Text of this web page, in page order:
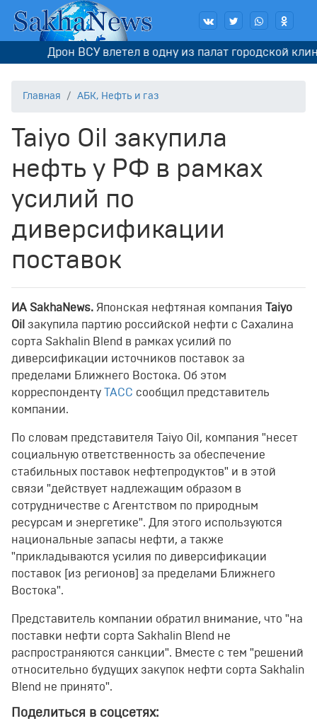
Дрон ВСУ влетел в одну из палат городской
Главная АБК, Нефть и газ
Taiyo Oil закупила
нефть у РФ в рамках
усилий по
диверсификации
поставок
ИA SakhaNews. Японская нефтяная компания
Taiyo
Oil закупила партию российской нефти с Сахалина
сорта Sakhalin Blend в рамках усилий по
диверсификации источников поставок за
пределами Ближнего Востока. Об этом
корреспонденту
ТАСС сообщил представитель
компании.
По словам представителя Taiyo Oil, компания "несет
социальную ответственность за обеспечение
стабильных поставок нефтепродуктов" и в этой
связи "действует надлежащим образом в
сотрудничестве с Агентством по природным
ресурсам и энергетике". Для этого используются
национальные запасы нефти, а также
"прикладываются усилия по диверсификации
поставок [из регионов] за пределами Ближнего
Востока".
Представитель компании обратил внимание, что "на
поставки нефти сорта Sakhalin Blend не
распространяются санкции". Вместе с тем "решений
относительно будущих закупок нефти сорта Sakhalin
Blend не принято".
Поделиться в соцсетях: